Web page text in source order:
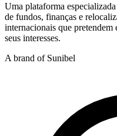
Uma plataforma
de fundos, finanças e
internacionais que pretendem
seus interesses.
A brand of Sunibel